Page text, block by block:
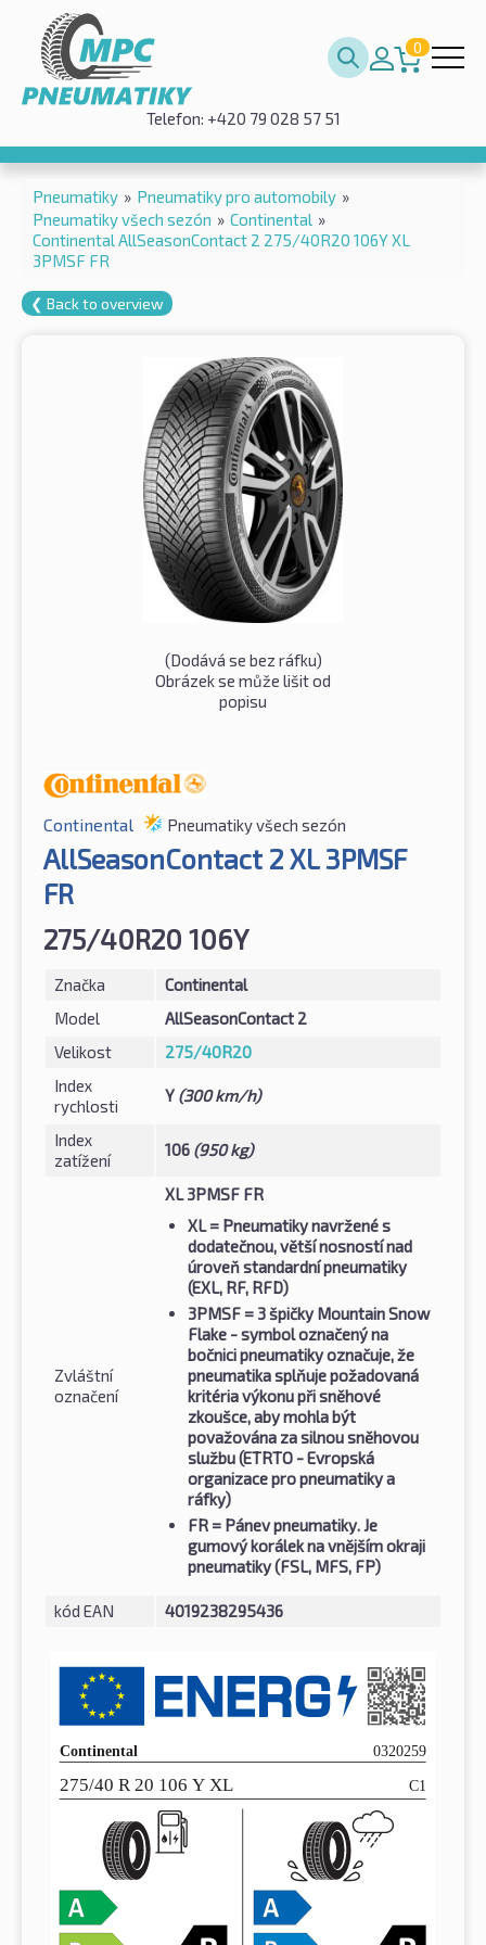
0
Telefon: +420 79 028 57 51
Pneumatiky » Pneumatiky pro automobily »
Pneumatiky všech sezón » Continental »
Continental AllSeasonContact 2 275/40R20 106Y XL
3PMSF FR
❮ Back to overview
(Dodává se bez ráfku)
Obrázek se může lišit od
popisu
Continental Pneumatiky všech sezón
AllSeasonContact 2 XL 3PMSF
FR
275/40R20 106Y
Značka
Continental
Model
AllSeasonContact 2
Velikost
275/40R20
Index
rychlosti
Y (300 km/h)
Index
zatížení
106 (950 kg)
Zvláštní
označení
XL 3PMSF FR
XL= Pneumatiky navržené s
dodatečnou, větší nosností nad
úroveň standardní pneumatiky
(EXL, RF, RFD)
3PMSF = 3 špičky Mountain Snow
Flake - symbol označený na
bočnici pneumatiky označuje, že
pneumatika splňuje požadovaná
kritéria výkonu při sněhové
zkoušce, aby mohla být
považována za silnou sněhovou
službu (ETRTO - Evropská
organizace pro pneumatiky a
ráfky)
FR = Pánev pneumatiky. Je
gumový korálek na vnějším okraji
pneumatiky (FSL, MFS, FP)
kód EAN 4019238295436